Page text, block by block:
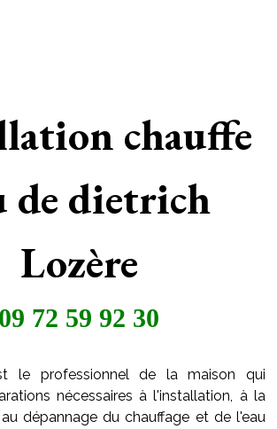
chauffe
de dietrich
Lozère
09 72 59 92 30
le professionnel de la maison qui
nécessaires à l'installation, à la
dépannage du chauffage et de l'eau